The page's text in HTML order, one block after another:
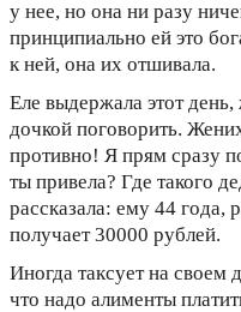
у нее, но она ни разу
принципиально ей это
к ней, она их отшивала.
Еле выдержала этот
дочкой поговорить.
противно! Я прям сразу
ты привела? Где такого
рассказала: ему 44 года,
получает 30000 рублей.
Иногда таксует на своем
что надо алименты